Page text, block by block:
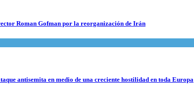
Roman Gofman por la reorganización de Irán
antisemita en medio de una creciente hostilidad en toda Europa